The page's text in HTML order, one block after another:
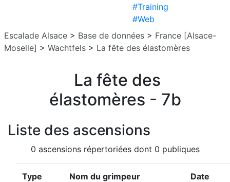
#Training
#Web
Escalade Alsace > Base de données > France [Alsace-
Moselle] > Wachtfels > La fête des élastomères
La fête des
élastomères - 7b
Liste des ascensions
0 ascensions répertoriées dont 0 publiques
Type Nom du grimpeur Date